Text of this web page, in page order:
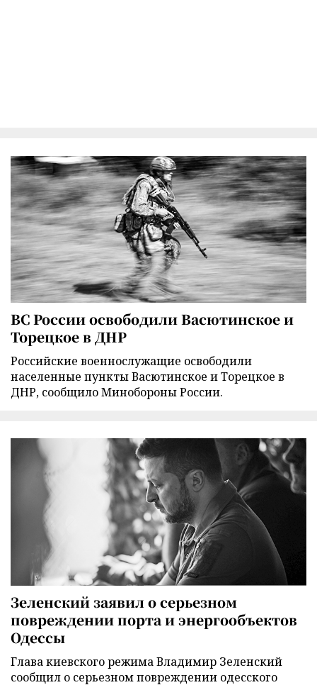
ВС России освободили Васютинское и
Торецкое в ДНР
Российские военнослужащие освободили
населенные пункты Васютинское и Торецкое в
ДНР, сообщило Минобороны России.
Зеленский заявил о серьезном
повреждении порта и энергообъектов
Одессы
Глава киевского режима Владимир Зеленский
сообщил о серьезном повреждении одесского